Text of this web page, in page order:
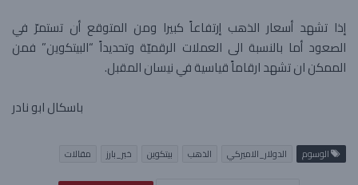
إذا تشهد أسعار الذهب إرتفاعاً كبيرا ومن المتوقع أن تستمرّ في
الصعود أما بالنسبة الى العملات الرقميّة وتحديداً “البيتكوين” فمن
الممكن ان تشهد ارقاماً قياسية في نيسان المقبل.
باسكال ابو نادر
الوسوم الدولار_الاميركي الذهب بيتكوين خبر_بارز مقالات